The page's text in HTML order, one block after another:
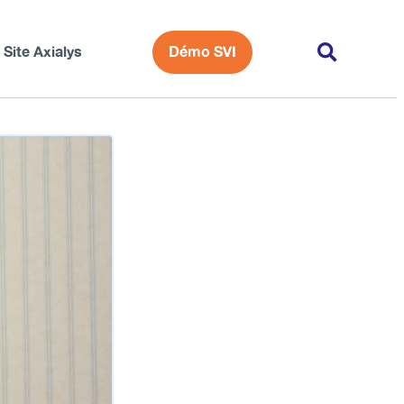
Site Axialys Démo SVI